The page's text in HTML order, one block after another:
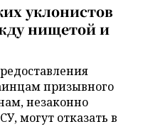
уклонистов
нищетой и
призывного
незаконно
могут отказать в